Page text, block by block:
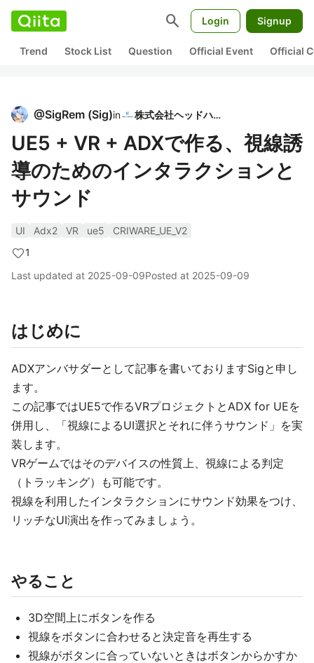
search Login Signup
Trend Stock List Question Official Event Official
@SigRem (Sig)in 株式会社ヘッドハイ
UE5 + VR + ADXで作る、視線誘
導のためのインタラクションと
サウンド
UI Adx2 VR ue5
CRIWARE_UE_V2
1
Last updated at 2025-09-09Posted at 2025-09-09
はじめに
ADXアンバサダーとして記事を書いておりますSigと申し
ます。
この記事ではUE5で作るVRプロジェクトとADX for UEを
併用し、「視線によるUI選択とそれに伴うサウンド」を実
装します。
VRゲームではそのデバイスの性質上、視線による判定
（トラッキング）も可能です。
視線を利用したインタラクションにサウンド効果をつけ、
リッチなUI演出を作ってみましょう。
やること
3D空間上にボタンを作る
視線をボタンに合わせると決定音を再生する
視線がボタンに合っていないときはボタンからかすか